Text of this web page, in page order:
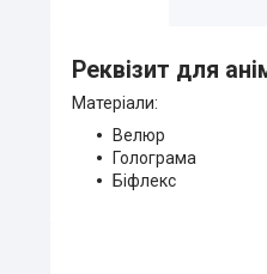
Реквізит для
Матеріали:
Велюр
Голограма
Біфлекс